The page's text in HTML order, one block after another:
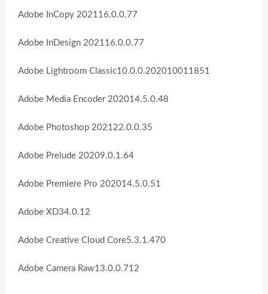
Adobe InCopy 202116.0.0.77
Adobe InDesign 202116.0.0.77
Adobe Lightroom Classic10.0.0.202010011851
Adobe Media Encoder 202014.5.0.48
Adobe Photoshop 202122.0.0.35
Adobe Prelude 20209.0.1.64
Adobe Premiere Pro 202014.5.0.51
Adobe XD34.0.12
Adobe Creative Cloud Core5.3.1.470
Adobe Camera Raw13.0.0.712